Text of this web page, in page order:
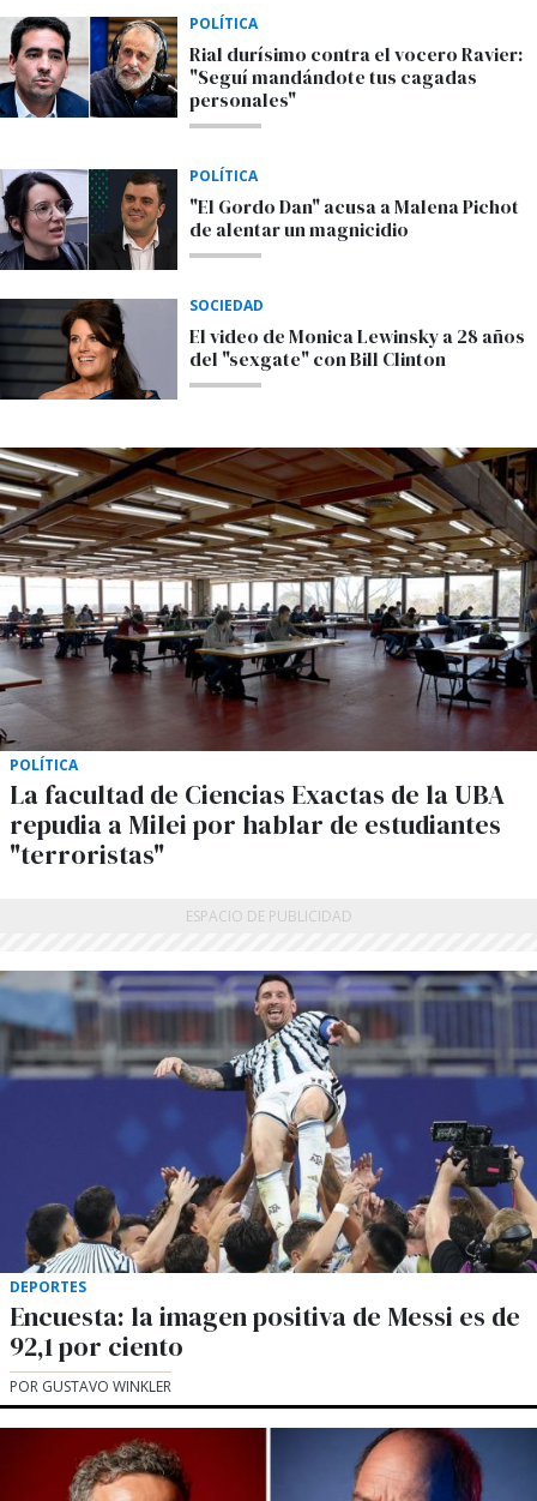
POLÍTICA
Rial durísimo contra el vocero Ravier:
"Seguí mandándote tus cagadas
personales"
POLÍTICA
"El Gordo Dan" acusa a Malena Pichot
de alentar un magnicidio
SOCIEDAD
El video de Monica Lewinsky a 28 años
del "sexgate" con Bill Clinton
POLÍTICA
La facultad de Ciencias Exactas de la UBA
repudia a Milei por hablar de estudiantes
"terroristas"
DEPORTES
Encuesta: la imagen positiva de Messi es de
92,1 por ciento
POR GUSTAVO WINKLER